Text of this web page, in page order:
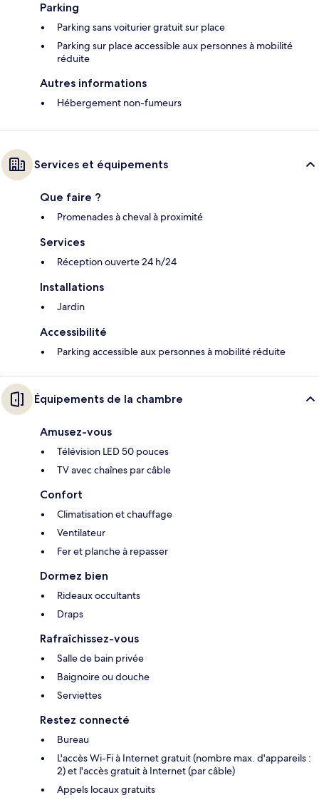
Parking
Parking sans voiturier gratuit sur place
Parking sur place accessible aux personnes à mobilité
réduite
Autres informations
Hébergement non-fumeurs
Services et équipements
Que faire ?
Promenades à cheval à proximité
Services
Réception ouverte 24 h/24
Installations
Jardin
Accessibilité
Parking accessible aux personnes à mobilité réduite
Équipements de la chambre
Amusez-vous
Télévision LED 50 pouces
TV avec chaînes par câble
Confort
Climatisation et chauffage
Ventilateur
Fer et planche à repasser
Dormez bien
Rideaux occultants
Draps
Rafraîchissez-vous
Salle de bain privée
Baignoire ou douche
Serviettes
Restez connecté
Bureau
L'accès Wi-Fi à Internet gratuit (nombre max. d'appareils :
2) et l'accès gratuit à Internet (par câble)
Appels locaux gratuits